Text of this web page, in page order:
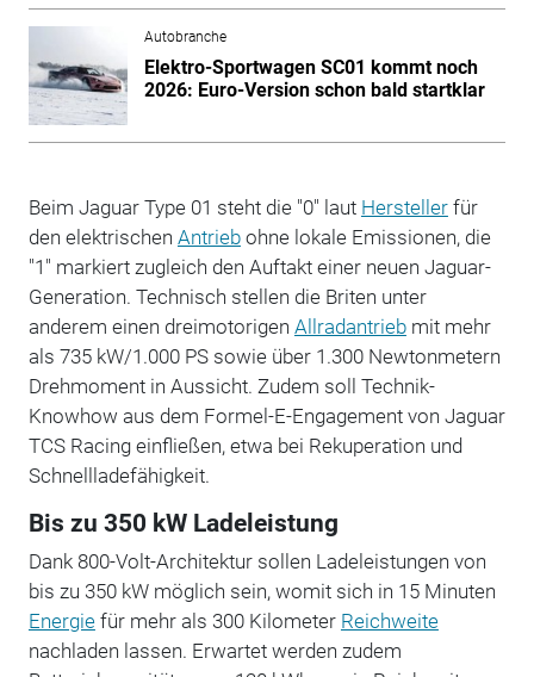
Autobranche
Elektro-Sportwagen SC01 kommt noch
2026: Euro-Version schon bald startklar
Beim Jaguar Type 01 steht die "0" laut Herstellerfür
den elektrischen Antriebohne lokale Emissionen, die
"1" markiert zugleich den Auftakt einer neuen Jaguar-
Generation. Technisch stellen die Briten unter
anderem einen dreimotorigen Allradantriebmit mehr
als 735 kW/1.000 PS sowie über 1.300 Newtonmetern
Drehmoment in Aussicht. Zudem soll Technik-
Knowhow aus dem Formel-E-Engagement von Jaguar
TCS Racing einfließen, etwa bei Rekuperation und
Schnellladefähigkeit.
Bis zu 350 kW Ladeleistung
Dank 800-Volt-Architektur sollen Ladeleistungen von
bis zu 350 kW möglich sein, womit sich in 15 Minuten
Energiefür mehr als 300 Kilometer Reichweite
nachladen lassen. Erwartet werden zudem